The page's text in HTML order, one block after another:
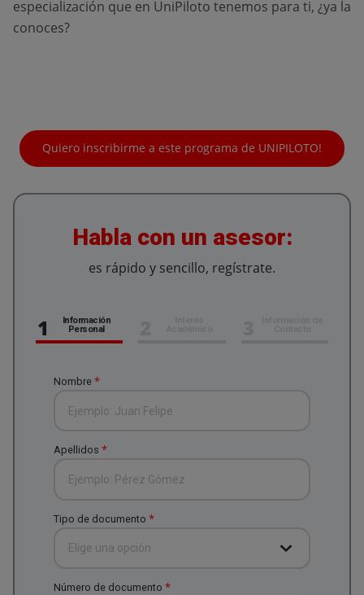
especialización que en UniPiloto tenemos para ti, ¿ya la
conoces?
Quiero inscribirme a este programa de UNIPILOTO!
Habla con un asesor:
es rápido y sencillo, regístrate.
1
Información
Personal
Nombre *
Apellidos *
Tipo de documento *
Elige una opción
Número de documento *